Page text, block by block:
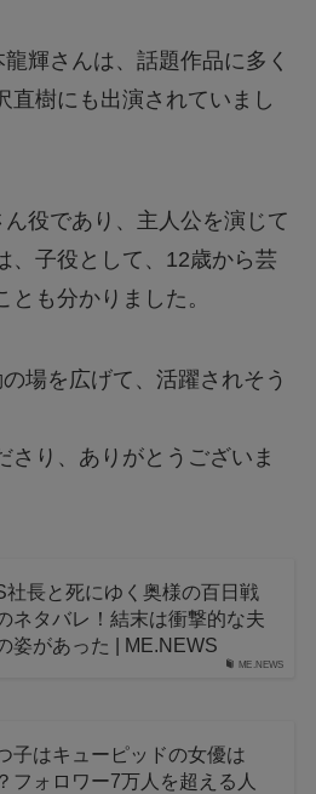
輝さんは、話題作品に多く
直樹にも出演されていまし
役であり、主人公を演じて
、子役として、12歳から芸
も分かりました。
場を広げて、活躍されそう
さり、ありがとうございま
ME.NEWS
社長と死にゆく奥様の百日戦
ネタバレ！結末は衝撃的な夫
姿があった | ME.NEWS
子はキューピッドの女優は
フォロワー7万人を超える人